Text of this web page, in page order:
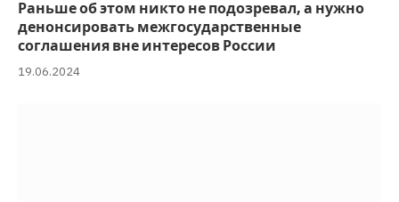
Раньше об этом никто не подозревал, а нужно
денонсировать межгосударственные
соглашения вне интересов России
19.06.2024